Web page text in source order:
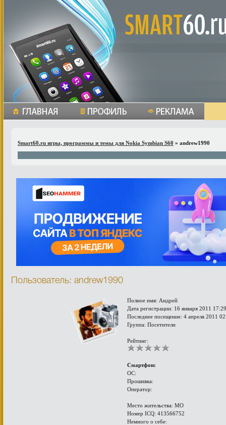
Smart60.ru игры, программы и темы для Nokia Symbian S60 » andrew1990
Пользователь: andrew1990
Полное имя: Андрей
Дата регистрации: 16 января 2011 17:29
Последнее посещение: 4 апреля 2011
Группа: Посетители
Рейтинг:
Смартфон:
ОС:
Прошивка:
Оператор:
Место жительства: МО
Номер ICQ: 413566752
Немного о себе: